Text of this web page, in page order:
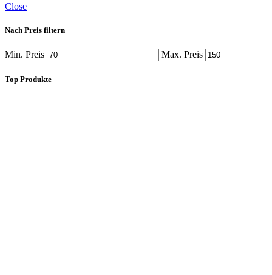
Close
Nach Preis filtern
Min. Preis Max. Preis
Top Produkte